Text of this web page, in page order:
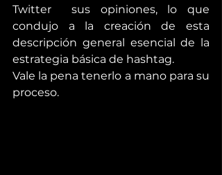
Twitter  sus opiniones, lo que
condujo a la creación de esta
descripción general esencial de la
estrategia básica de hashtag.
Vale la pena tenerlo a mano para su
proceso.